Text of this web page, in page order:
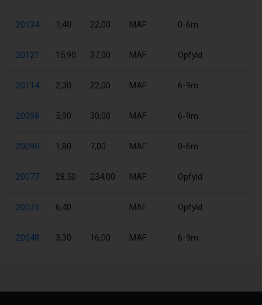
20134 1,40 22,00 MAF 0-6m
20121 15,90 37,00 MAF Opfyld
20114 2,30 22,00 MAF 6-9m
20098 5,90 30,00 MAF 6-9m
20090 1,80 7,00 MAF 0-6m
20077 28,50 234,00 MAF Opfyld
20075 6,40 MAF Opfyld
20048 3,30 16,00 MAF 6-9m